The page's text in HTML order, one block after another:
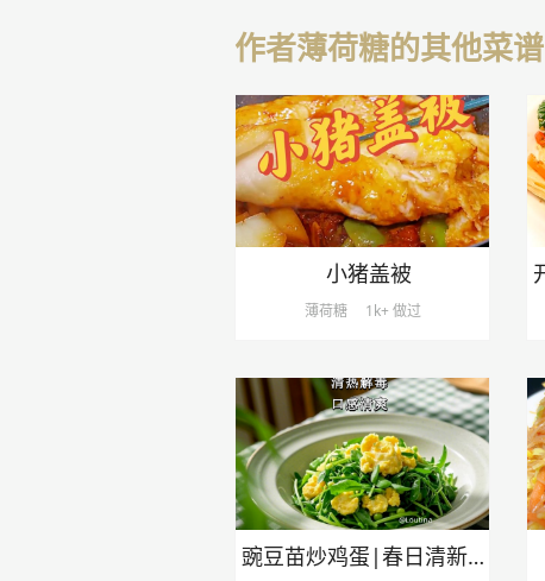
作者薄荷糖的其他菜谱
小猪盖被
薄荷糖 1k+ 做过
豌豆苗炒鸡蛋|春日清新小炒